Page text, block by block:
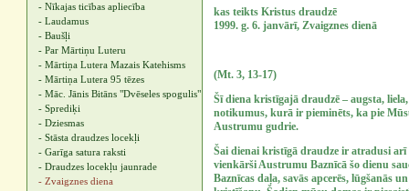
- Nīkajas ticības apliecība
- Laudamus
- Baušļi
- Par Mārtiņu Luteru
- Mārtiņa Lutera Mazais Katehisms
- Mārtiņa Lutera 95 tēzes
- Māc. Jānis Bitāns "Dvēseles spogulis"
- Sprediķi
- Dziesmas
- Stāsta draudzes locekļi
- Garīga satura raksti
- Draudzes locekļu jaunrade
- Zvaigznes diena
kas teikts Kristus draudzē
1999. g. 6. janvārī, Zvaigznes dienā
(Mt. 3, 13-17)
Šī diena kristīgajā draudzē – augsta,
notikumus, kurā ir pieminēts, ka pie
Austrumu gudrie.
Šai dienai kristīgā draudze ir atradusi
vienkārši Austrumu Baznīcā šo dienu
Baznīcas daļa, savās apcerēs, lūgšanās